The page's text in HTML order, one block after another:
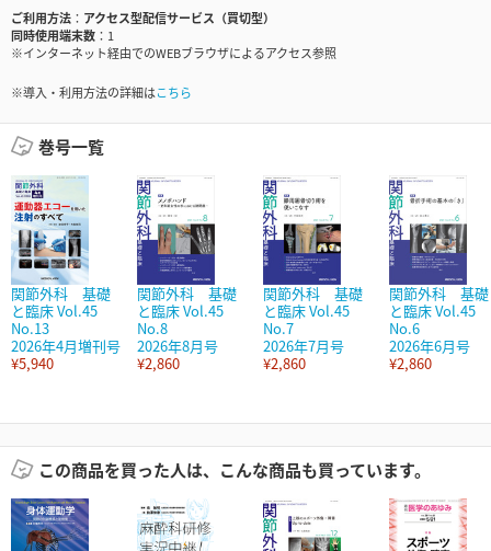
ご利用方法
アクセス型配信サービス（買切型）
同時使用端末数
1
※インターネット経由でのWEBブラウザによるアクセス参照
※導入・利用方法の詳細はこちら
巻号一覧
関節外科 基礎
と臨床 Vol.45
No.13
2026年4月増刊号
¥5,940
関節外科 基礎
と臨床 Vol.45
No.8
2026年8月号
¥2,860
関節外科 基礎
と臨床 Vol.45
No.7
2026年7月号
¥2,860
関節外科 基礎
と臨床 Vol.45
No.6
2026年6月号
¥2,860
この商品を買った人は、こんな商品も買っています。